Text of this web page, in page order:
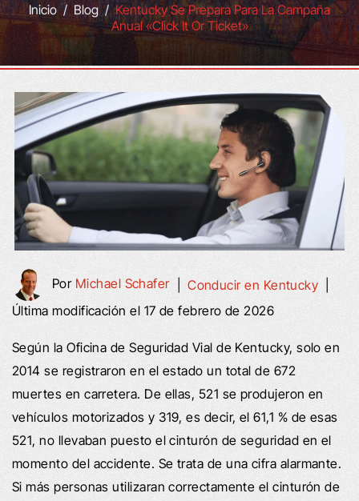
Inicio/Blog/Kentucky Se Prepara Para La Campaña
Anual «Click It Or Ticket»
Por Michael Schafer|Conducir en Kentucky
Última modificación el 17 de febrero de 2026
Según la Oficina de Seguridad Vial de Kentucky, solo en
2014 se registraron en el estado un total de 672
muertes en carretera. De ellas, 521 se produjeron en
vehículos motorizados y 319, es decir, el 61,1 % de esas
521, no llevaban puesto el cinturón de seguridad en el
momento del accidente. Se trata de una cifra alarmante.
Si más personas utilizaran correctamente el cinturón de